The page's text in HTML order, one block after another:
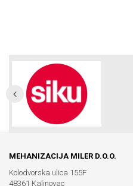
MEHANIZACIJA MILER D.O.O.
Kolodvorska ulica 155F
48361 Kalinovac